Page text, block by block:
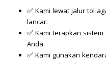
✅ Kami lewat jalur tol
lancar.
✅ Kami terapkan
Anda.
✅ Kami gunakan